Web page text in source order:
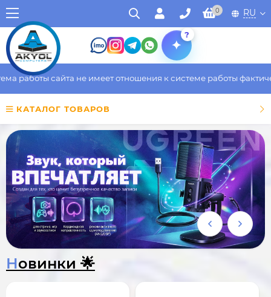
0 RU
?
сайта не имеет отношения к системе работы фактического
КАТАЛОГ ТОВАРОВ
Новинки 🌟